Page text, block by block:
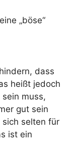
„böse“
dass
heißt jedoch
muss,
gut sein
sich selten für
ist ein